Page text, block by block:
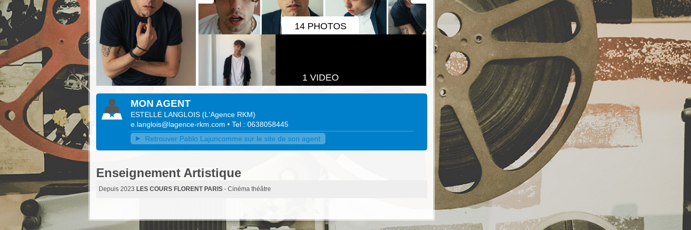
14 PHOTOS
1 VIDEO
MON AGENT
ESTELLE LANGLOIS (L'Agence RKM)
e.langlois@lagence-rkm.com • Tel : 0638058445
Retrouver Pablo Lajuncomme sur le site de son agent
Enseignement Artistique
Depuis 2023 LES COURS FLORENT PARIS - Cinéma théâtre